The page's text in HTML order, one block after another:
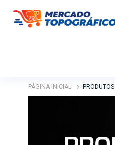
PÁGINA INICIAL PRODUTOS